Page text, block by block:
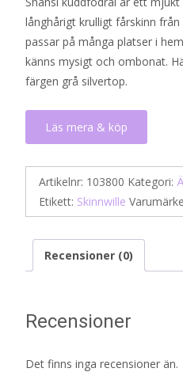
var:
655 kr.
är:
459 kr.
långhårigt krulligt fårskinn
passar på många platser i
känns mysigt och ombonat.
färgen grå silvertop.
Läs mera & köp
Artikelnr: 103800 Kategori:
Etikett: Skinnwille
Recensioner (0)
Recensioner
Det finns inga recensioner än.